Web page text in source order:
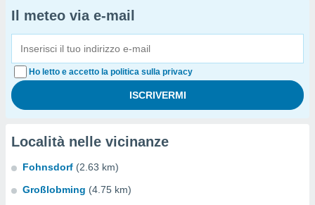
Il meteo via e-mail
Ho letto e accetto la politica sulla privacy
Località nelle vicinanze
Fohnsdorf (2.63 km)
Großlobming (4.75 km)